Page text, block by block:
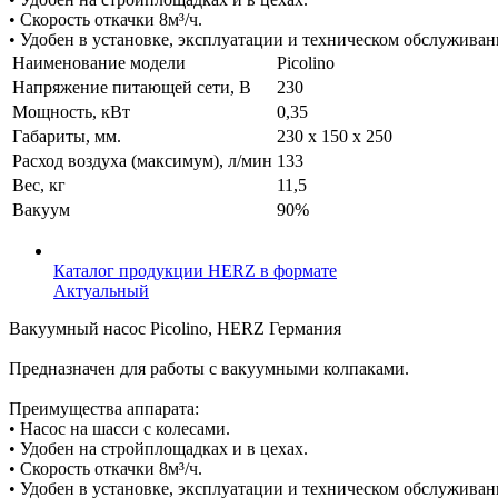
• Скорость откачки 8м³/ч.
• Удобен в установке, эксплуатации и техническом
Наименование модели
Picolino
Напряжение питающей сети, В
230
Мощность, кВт
0,35
Габариты, мм.
230 х 150 х 250
Расход воздуха (максимум), л/мин 133
Вес, кг
11,5
Вакуум
90%
Каталог продукции HERZ в формате
Актуальный
Вакуумный насос Picolino, HERZ Германия
Предназначен для работы с вакуумными колпаками.
Преимущества аппарата:
• Насос на шасси с колесами.
• Удобен на стройплощадках и в цехах.
• Скорость откачки 8м³/ч.
• Удобен в установке, эксплуатации и техническом